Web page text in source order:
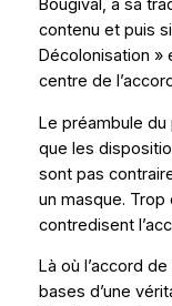
Bougival, à sa
contenu et puis
Décolonisation »
centre de
Le préambule du
que les
sont pas
un masque.
contredisent
Là où l’accord
bases d’une